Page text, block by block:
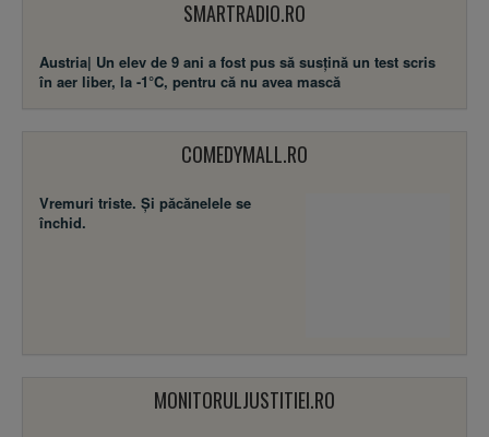
SMARTRADIO.RO
Austria| Un elev de 9 ani a fost pus să susţină un test scris
în aer liber, la -1°C, pentru că nu avea mască
COMEDYMALL.RO
Vremuri triste. Şi păcănelele se
închid.
MONITORULJUSTITIEI.RO